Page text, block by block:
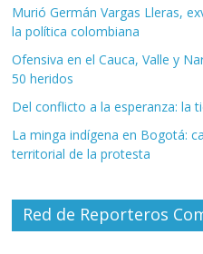
Murió Germán Vargas Lleras,
la política colombiana
Ofensiva en el Cauca, Valle y
50 heridos
Del conflicto a la esperanza: la
La minga indígena en Bogotá:
territorial de la protesta
Red de Reporteros